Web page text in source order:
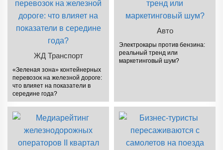
ЖД Транспорт
«Зеленая зона» контейнерных
перевозок на железной дороге:
что влияет на показатели в
середине года?
Авто
Электрокары против бензина:
реальный тренд или
маркетинговый шум?